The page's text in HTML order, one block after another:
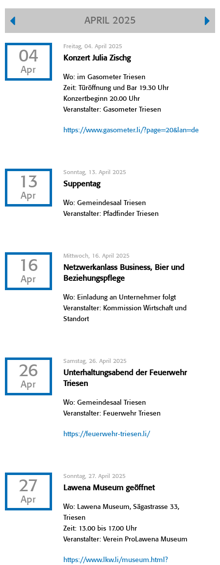
APRIL 2025
04
Apr
Freitag, 04. April 2025
Konzert Julia Zischg
Wo: im Gasometer Triesen
Zeit: Türöffnung und Bar 19.30 Uhr
Konzertbeginn 20.00 Uhr
Veranstalter: Gasometer Triesen
https://www.gasometer.li/?page=20&lan=de
13
Apr
Sonntag, 13. April 2025
Suppentag
Wo: Gemeindesaal Triesen
Veranstalter: Pfadfinder Triesen
16
Apr
Mittwoch, 16. April 2025
Netzwerkanlass Business, Bier und
Beziehungspflege
Wo: Einladung an Unternehmer folgt
Veranstalter: Kommission Wirtschaft und
Standort
26
Apr
Samstag, 26. April 2025
Unterhaltungsabend der Feuerwehr
Triesen
Wo: Gemeindesaal Triesen
Veranstalter: Feuerwehr Triesen
https://feuerwehr-triesen.li/
27
Apr
Sonntag, 27. April 2025
Lawena Museum geöffnet
Wo: Lawena Museum, Sägastrasse 33,
Triesen
Zeit: 13.00 bis 17.00 Uhr
Veranstalter: Verein ProLawena Museum
https://www.lkw.li/museum.html?